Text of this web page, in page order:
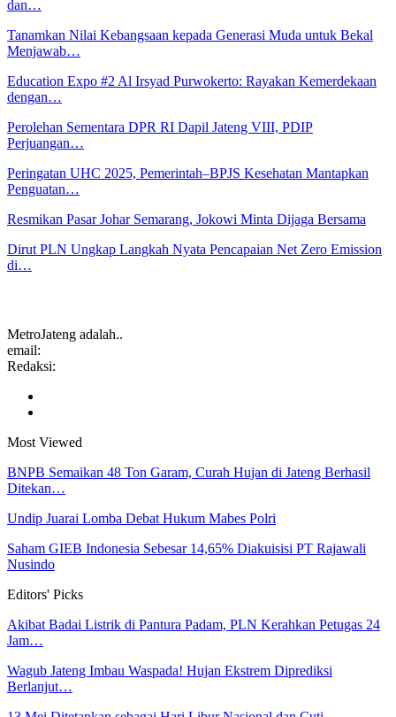
dan…
Tanamkan Nilai Kebangsaan kepada Generasi Muda untuk Bekal
Menjawab…
Education Expo #2 Al Irsyad Purwokerto: Rayakan Kemerdekaan
dengan…
Perolehan Sementara DPR RI Dapil Jateng VIII, PDIP
Perjuangan…
Peringatan UHC 2025, Pemerintah–BPJS Kesehatan Mantapkan
Penguatan…
Resmikan Pasar Johar Semarang, Jokowi Minta Dijaga Bersama
Dirut PLN Ungkap Langkah Nyata Pencapaian Net Zero Emission
di…
MetroJateng adalah..
email:
Redaksi:
Most Viewed
BNPB Semaikan 48 Ton Garam, Curah Hujan di Jateng Berhasil
Ditekan…
Undip Juarai Lomba Debat Hukum Mabes Polri
Saham GIEB Indonesia Sebesar 14,65% Diakuisisi PT Rajawali
Nusindo
Editors' Picks
Akibat Badai Listrik di Pantura Padam, PLN Kerahkan Petugas 24
Jam…
Wagub Jateng Imbau Waspada! Hujan Ekstrem Diprediksi
Berlanjut…